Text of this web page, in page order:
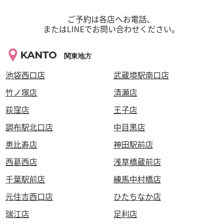
ご予約は各店へお電話、
またはLINEでお問い合わせください。
KANTO 関東地方
池袋西口店
武蔵境駅南口店
竹ノ塚店
清瀬店
荻窪店
王子店
調布駅北口店
中目黒店
恵比寿店
神田駅前店
西葛西店
浅草橋蔵前店
千葉駅前店
練馬中村橋店
元住吉西口店
ひたちなか店
瑞江店
足利店